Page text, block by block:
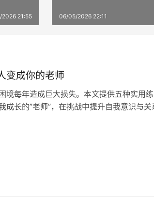
21:55 06/05/2026 22:11
变成你的老师
境每年造成巨大损失。本文提供五种实用
成长的”老师”，在挑战中提升自我意识与